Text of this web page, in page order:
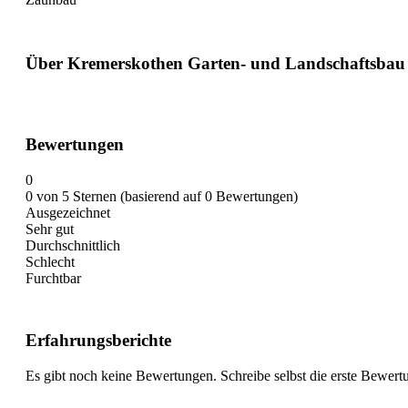
Über Kremerskothen Garten- und Landschaftsbau
Bewertungen
0
0 von 5 Sternen (basierend auf 0 Bewertungen)
Ausgezeichnet
Sehr gut
Durchschnittlich
Schlecht
Furchtbar
Erfahrungsberichte
Es gibt noch keine Bewertungen. Schreibe selbst die erste